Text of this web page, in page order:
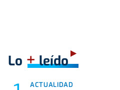
Lo +leído
ACTUALIDAD